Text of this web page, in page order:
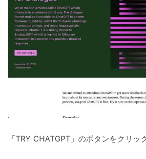
「TRY CHATGPT」のボタンをクリッ